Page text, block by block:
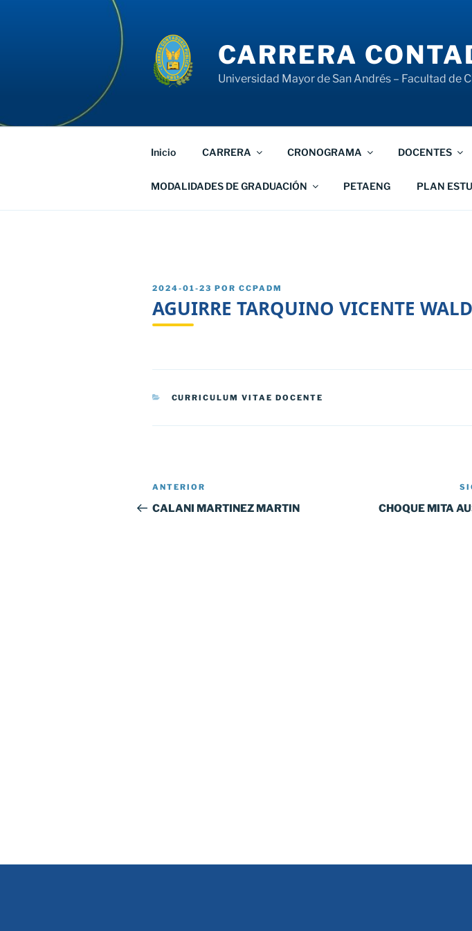
CARRERA
Universidad Mayor de San Andrés – Facultad de
Inicio CARRERA CRONOGRAMA DOCENTES
MODALIDADES DE GRADUACIÓN PETAENG PLAN
PUBLICADO
2024-01-23 POR CCPADM
AGUIRRE TARQUINO VICENTE
CATEGORÍAS
CURRICULUM VITAE DOCENTE
Navegación
de
Entrada
anterior:
ANTERIOR
CALANI MARTINEZ MARTIN CHOQUE MITA